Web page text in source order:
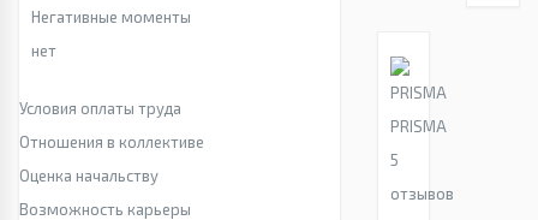
Негативные моменты
нет
Условия оплаты труда
Отношения в коллективе
Оценка начальству
Возможность карьеры
PRISMA
5
отзывов